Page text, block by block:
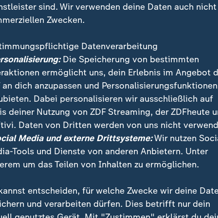
in einer Sekunde die Zukukunft gesehen",
heute.de-Interview seine erste Begegnung mit den
sind. Wir verwenden deine Daten auch nicht
Zwecken.
Datenverarbeitung
Die Speicherung von bestimmten
ermöglicht uns, dein Erlebnis im Angebot
an dich anzupassen und Personalisierungsfunktionen
Dabei personalisieren wir ausschließlich auf
deiner Nutzung von ZDF Streaming, der ZDFheute
Daten von Dritten werden von uns nicht
Media und externe Drittsysteme:Wir nutzen
Tools und Dienste von anderen Anbietern. Unter
um das Teilen von Inhalten zu ermöglichen.
entscheiden, für welche Zwecke wir deine
und verarbeiten dürfen. Dies betrifft nur dein